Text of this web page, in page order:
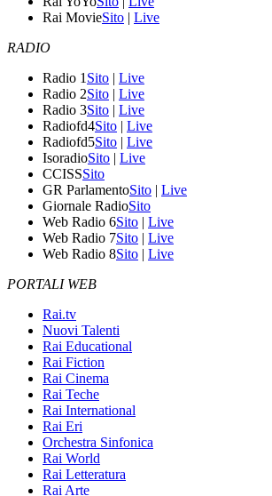
Rai MovieSito | Live
RADIO
Radio 1 Sito | Live
Radio 2Sito | Live
Radio 3Sito | Live
Radiofd4Sito | Live
Radiofd5Sito | Live
IsoradioSito | Live
CCISSSito
GR ParlamentoSito | Live
Giornale RadioSito
Web Radio 6Sito | Live
Web Radio 7Sito | Live
Web Radio 8Sito | Live
PORTALI WEB
Rai.tv
Nuovi Talenti
Rai Educational
Rai Fiction
Rai Cinema
Rai Teche
Rai International
Rai Eri
Orchestra Sinfonica
Rai World
Rai Letteratura
Rai Arte